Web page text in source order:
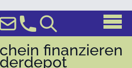
finanzieren